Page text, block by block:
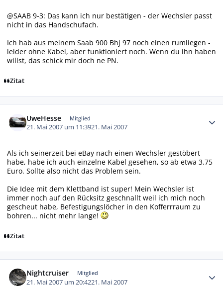
@SAAB 9-3: Das kann ich nur bestätigen - der Wechsler passt
nicht in das Handschufach.
Ich hab aus meinem Saab 900 Bhj 97 noch einen rumliegen -
leider ohne Kabel, aber funktioniert noch. Wenn du ihn haben
willst, das schick mir doch ne PN.
Zitat
UweHesse Mitglied
21. Mai 2007 um 11:3921. Mai 2007
Als ich seinerzeit bei eBay nach einen Wechsler gestöbert
habe, habe ich auch einzelne Kabel gesehen, so ab etwa 3.75
Euro. Sollte also nicht das Problem sein.
Die Idee mit dem Klettband ist super! Mein Wechsler ist
immer noch auf den Rücksitz geschnallt weil ich mich noch
gescheut habe, Befestigungslöcher in den Kofferrraum zu
bohren... nicht mehr lange!
Zitat
Nightcruiser Mitglied
21. Mai 2007 um 20:4221. Mai 2007